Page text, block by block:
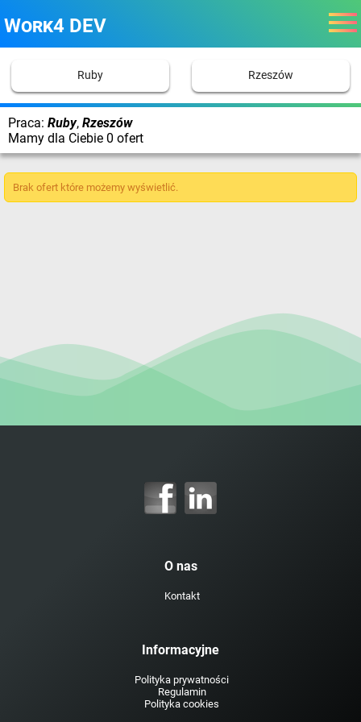
Work4 DEV
Ruby Rzeszów
Praca: Ruby, Rzeszów
Mamy dla Ciebie 0 ofert
Brak ofert które możemy wyświetlić.
O nas
Kontakt
Informacyjne
Polityka prywatności
Regulamin
Polityka cookies